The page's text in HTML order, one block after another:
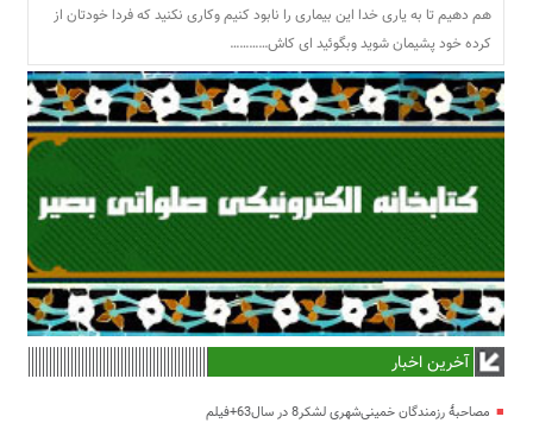
هم دهیم تا به یاری خدا این بیماری را نابود کنیم وکاری نکنید که فردا خودتان از
کرده خود پشیمان شوید وبگوئید ای کاش…………
آخرین اخبار
مصاحبۀ رزمندگان خمینی‌شهری لشکر8 در سال63+فیلم